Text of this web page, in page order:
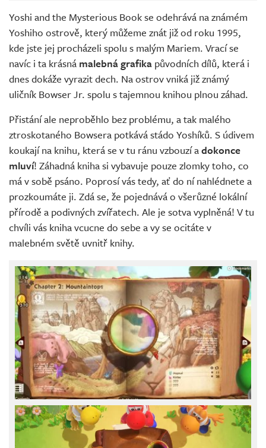
Yoshi and the Mysterious Book se odehrává na známém
Yoshiho ostrově, který můžeme znát již od roku 1995,
kde jste jej procházeli spolu s malým Mariem. Vrací se
navíc i ta krásná malebná grafika původních dílů, která i
dnes dokáže vyrazit dech. Na ostrov vniká již známý
uličník Bowser Jr. spolu s tajemnou knihou plnou záhad.
Přistání ale neproběhlo bez problému, a tak malého
ztroskotaného Bowsera potkává stádo Yoshíků. S údivem
koukají na knihu, která se v tu ránu vzbouzí adokonce
mluví! Záhadná kniha si vybavuje pouze zlomky toho, co
má v sobě psáno. Poprosí vás tedy, ať do ní nahlédnete a
prozkoumáte ji. Zdá se, že pojednává o všerůzné lokální
přírodě a podivných zvířatech. Ale je sotva vyplněná! V tu
chvíli vás kniha vcucne do sebe a vy se ocitáte v
malebném světě uvnitř knihy.